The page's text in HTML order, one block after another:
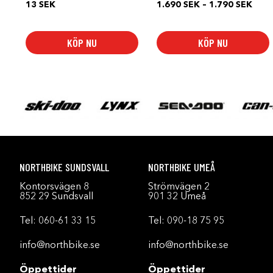
13 SEK
KÖP NU
1.690SEK – 1.790SEK
KÖP NU
NORTHBIKE SUNDSVALL
Kontorsvägen 8
852 29 Sundsvall
Tel: 060-61 33 15
info@northbike.se
Öppettider
NORTHBIKE UMEÅ
Strömvägen 2
901 32 Umeå
Tel: 090-18 75 95
info@northbike.se
Öppettider